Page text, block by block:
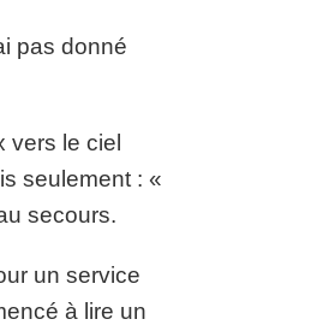
pas donné
vers le ciel
seulement : «
secours.
un service
à lire un